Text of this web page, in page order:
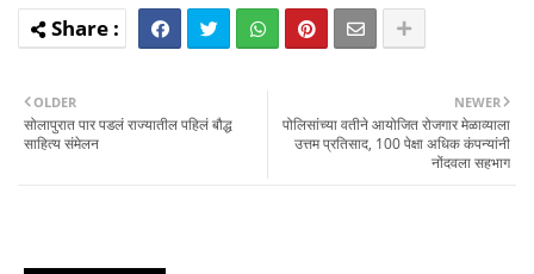
NEWER
पोलिसांच्या वतीने आयोजित रोजगार मेळाव्याला
उत्तम प्रतिसाद, 100 पेक्षा अधिक कंपन्यांनी
नोंदवला सहभाग
OLDER
सोलापुरात पार पडलं राज्यातील पहिलं बौद्ध
साहित्य संमेलन